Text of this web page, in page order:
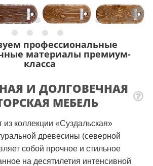
профессиональные
материалы премиум-
класса
И ДОЛГОВЕЧНАЯ
МЕБЕЛЬ
коллекции «Суздальская»
древесины (северной
собой прочное и стильное
на десятилетия интенсивной